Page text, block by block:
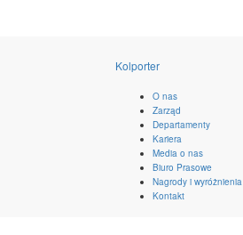
Kolporter
O nas
Zarząd
Departamenty
Kariera
Media o nas
Biuro Prasowe
Nagrody i wyróżnienia
Kontakt